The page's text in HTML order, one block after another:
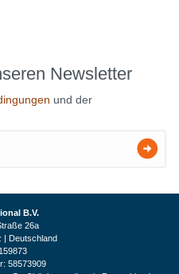
Newsletter
und der
B.V.
26a
| Deutschland
58573909